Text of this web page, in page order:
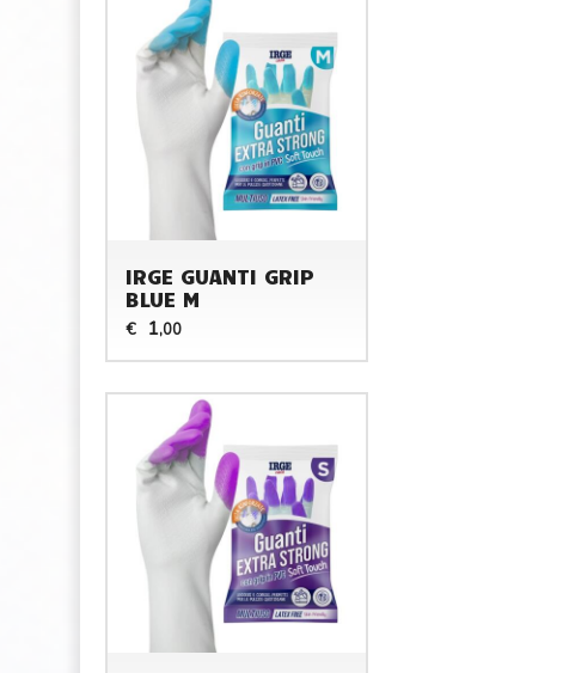
IRGE GUANTI GRIP
BLUE M
€ 1,00